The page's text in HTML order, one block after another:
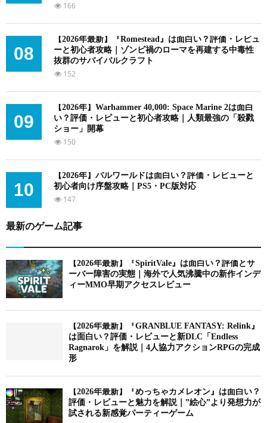
166
08
【2026年最新】『Romestead』は面白い？評価・レビュ
ーと初心者攻略｜ゾンビ禍のローマを再建する中毒性
抜群のサバイバルクラフト
152
09
【2026年】Warhammer 40,000: Space Marine 2は面白
い？評価・レビューと初心者攻略｜人類最強の「殺戮
ショー」開幕
150
10
【2026年】パルワールドは面白い？評価・レビューと
初心者向け序盤攻略｜PS5・PC版対応
147
最新のゲーム記事
【2026年最新】『SpiritVale』は面白い？評価とサ
ーバー障害の実態｜海外で人気沸騰中の新作インデ
ィーMMO早期アクセスレビュー
【2026年最新】『GRANBLUE FANTASY: Relink』
は面白い？評価・レビューと新DLC「Endless
Ragnarok」を解説｜4人協力アクションRPGの完成
形
【2026年最新】『めっちゃカメレオン』は面白い？
評価・レビューと魅力を解説｜”絵心”より発想力が
試される新感覚パーティーゲーム